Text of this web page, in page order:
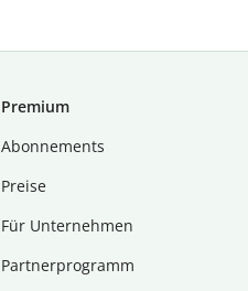
Premium
Abon­ne­ments
Preise
Für Unternehmen
Partnerprogramm